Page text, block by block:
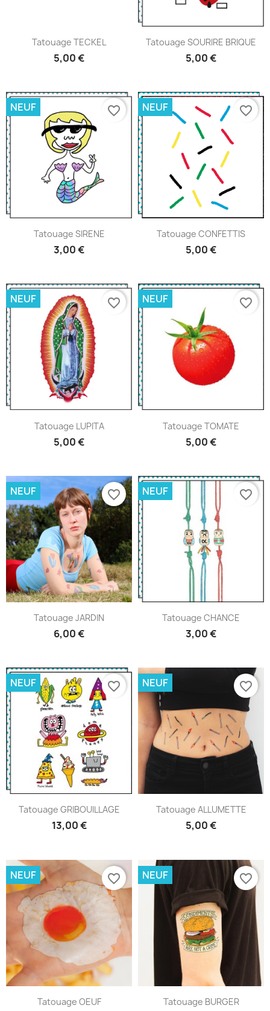
Tatouage TECKEL
5,00 €
Tatouage SOURIRE BRIQUE
5,00 €
Tatouage SIRENE
3,00 €
NEUF favorite_border
Tatouage CONFETTIS
5,00 €
NEUF favorite_border
Tatouage LUPITA
5,00 €
NEUF favorite_border
Tatouage TOMATE
5,00 €
NEUF favorite_border
Tatouage JARDIN
6,00 €
NEUF favorite_border
Tatouage CHANCE
3,00 €
NEUF favorite_border
Tatouage GRIBOUILLAGE
13,00 €
NEUF favorite_border
Tatouage ALLUMETTE
5,00 €
NEUF favorite_border
Tatouage OEUF
NEUF favorite_border
Tatouage BURGER
NEUF favorite_border